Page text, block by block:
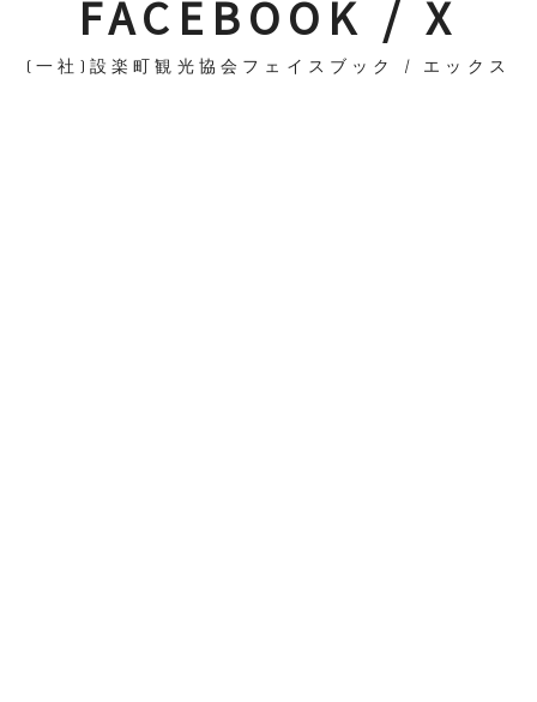
FACEBOOK / X
(一社)設楽町観光協会フェイスブック / エックス